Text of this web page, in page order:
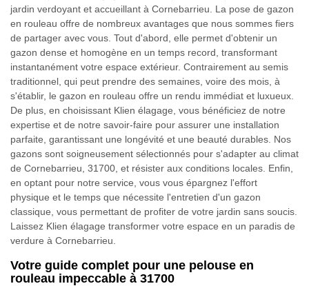
jardin verdoyant et accueillant à Cornebarrieu. La pose de gazon
en rouleau offre de nombreux avantages que nous sommes fiers
de partager avec vous. Tout d'abord, elle permet d'obtenir un
gazon dense et homogène en un temps record, transformant
instantanément votre espace extérieur. Contrairement au semis
traditionnel, qui peut prendre des semaines, voire des mois, à
s'établir, le gazon en rouleau offre un rendu immédiat et luxueux.
De plus, en choisissant Klien élagage, vous bénéficiez de notre
expertise et de notre savoir-faire pour assurer une installation
parfaite, garantissant une longévité et une beauté durables. Nos
gazons sont soigneusement sélectionnés pour s'adapter au climat
de Cornebarrieu, 31700, et résister aux conditions locales. Enfin,
en optant pour notre service, vous vous épargnez l'effort
physique et le temps que nécessite l'entretien d'un gazon
classique, vous permettant de profiter de votre jardin sans soucis.
Laissez Klien élagage transformer votre espace en un paradis de
verdure à Cornebarrieu.
Votre guide complet pour une pelouse en
rouleau impeccable à 31700